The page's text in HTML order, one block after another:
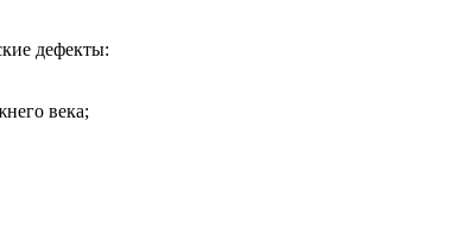
дефекты:
века;